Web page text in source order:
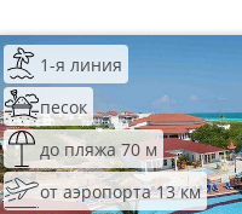
1-я линия
песок
до пляжа 70 м
от аэропорта 13 км